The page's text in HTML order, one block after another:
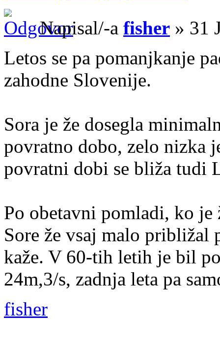
Napisal/-a fisher » 31
Letos se pa pomanjkanje
zahodne Slovenije.
Sora je že dosegla
povratno dobo, zelo nizka
povratni dobi se bliža tudi
Po obetavni pomladi, ko je
Sore že vsaj malo približal
kaže. V 60-tih letih je bil
24m,3/s, zadnja leta pa
fisher